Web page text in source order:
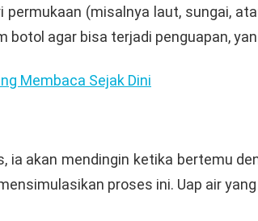
permukaan (misalnya laut, sungai,
botol agar bisa terjadi penguapan,
Membaca Sejak Dini
ia akan mendingin ketika bertemu
proses ini. Uap air